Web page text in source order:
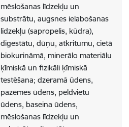
mēslošanas līdzekļu un
substrātu, augsnes ielabošanas
līdzekļu (sapropelis, kūdra),
digestātu, dūņu, atkritumu, cietā
biokurināmā, minerālo materiālu
ķīmiskā un fizikāli ķīmiskā
testēšana; dzeramā ūdens,
pazemes ūdens, peldvietu
ūdens, baseina ūdens,
mēslošanas līdzekļu un